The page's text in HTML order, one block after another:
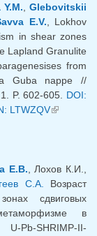
,Glebovitskii
E.V. , Lokhov
in shear zones
Lapland Granulite
from
Guba nappe //
P. 602-605. DOI:
LTWZQV(link is
Е.В., Лохов К.И.,
С.А. Возраст
сдвиговых
в
Pb-SHRIMP-II-